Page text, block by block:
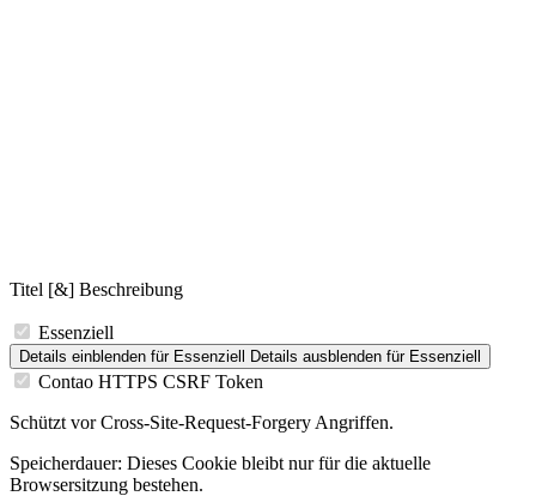
Titel [&] Beschreibung
Essenziell
Details einblenden für Essenziell Details ausblenden für Essenziell
Contao HTTPS CSRF Token
Schützt vor Cross-Site-Request-Forgery Angriffen.
Speicherdauer: Dieses Cookie bleibt nur für die aktuelle
Browsersitzung bestehen.